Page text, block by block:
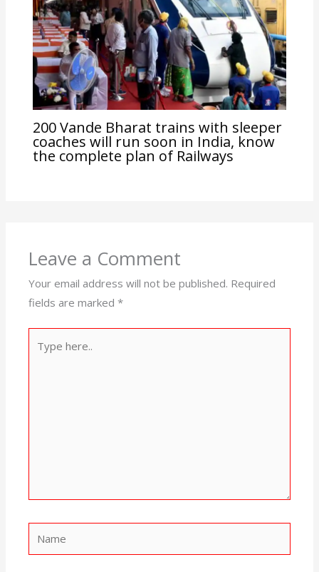
200 Vande Bharat trains with sleeper
coaches will run soon in India, know
the complete plan of Railways
Leave a Comment
Your email address will not be published. Required
fields are marked*
here..